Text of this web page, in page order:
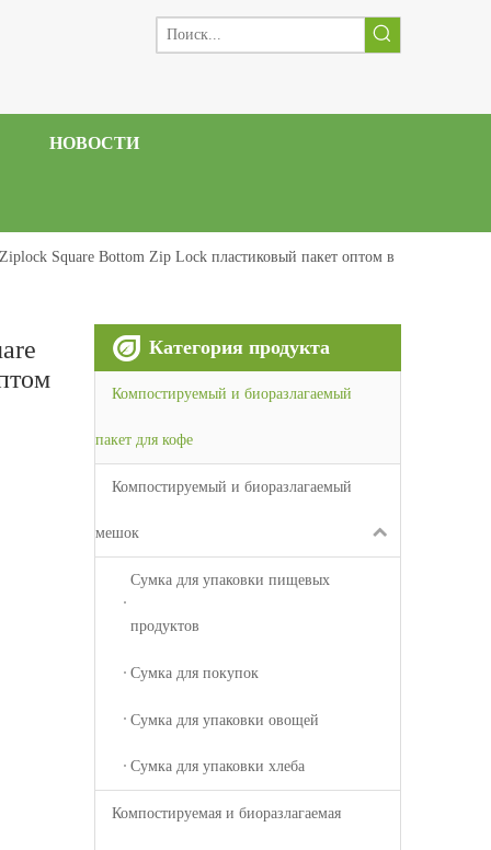
НОВОСТИ
Square Bottom Zip Lock пластиковый пакет оптом в
Категория продукта
Компостируемый и биоразлагаемый
пакет для кофе
Компостируемый и биоразлагаемый
мешок
Сумка для упаковки пищевых
продуктов
Сумка для покупок
Сумка для упаковки овощей
Сумка для упаковки хлеба
Компостируемая и биоразлагаемая